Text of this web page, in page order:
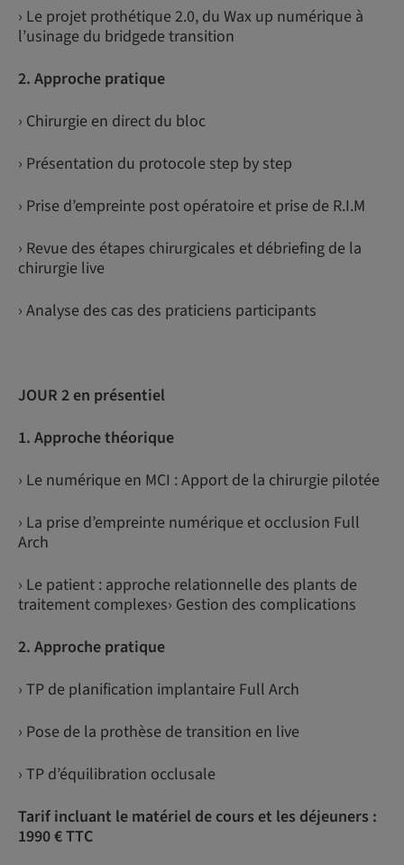
› Le projet prothétique 2.0, du Wax up numérique à
l’usinage du bridgede transition
2. Approche pratique
› Chirurgie en direct du bloc
› Présentation du protocole step by step
› Prise d’empreinte post opératoire et prise de R.I.M
› Revue des étapes chirurgicales et débriefing de la
chirurgie live
› Analyse des cas des praticiens participants
JOUR 2 en présentiel
1. Approche théorique
› Le numérique en MCI : Apport de la chirurgie pilotée
› La prise d’empreinte numérique et occlusion Full
Arch
› Le patient : approche relationnelle des plants de
traitement complexes› Gestion des complications
2. Approche pratique
› TP de planification implantaire Full Arch
› Pose de la prothèse de transition en live
› TP d’équilibration occlusale
Tarif incluant le matériel de cours et les déjeuners :
1990 € TTC